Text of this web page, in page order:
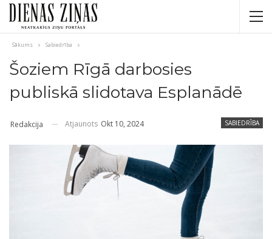
Sākums Sabiedrība
Šoziem Rīgā darbosies
publiskā slidotava Esplanādē
SABIEDRĪBA
Redakcija Atjaunots Okt 10, 2024